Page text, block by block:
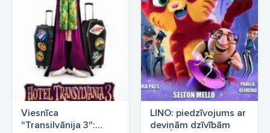
Viesnīca
"Transilvānija 3":
LINO: piedzīvojums ar
deviņām dzīvībām